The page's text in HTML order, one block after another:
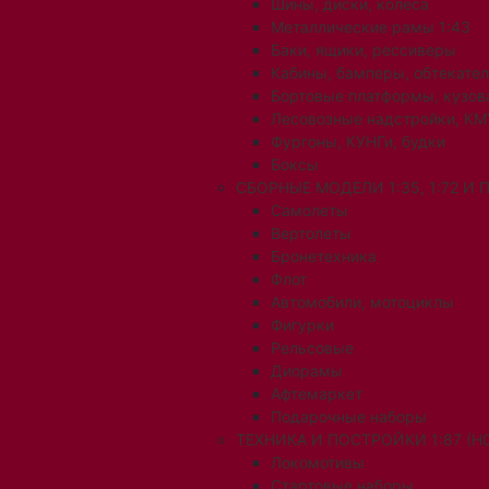
Шины, диски, колеса
Металлические рамы 1:43
Баки, ящики, рессиверы
Кабины, бамперы,
Бортовые платформы,
Лесовозные надстройки,
Фургоны, КУНГи, будки
Боксы
СБОРНЫЕ МОДЕЛИ 1:35, 1:72 И
Самолеты
Вертолеты
Бронетехника
Флот
Автомобили, мотоциклы
Фигурки
Рельсовые
Диорамы
Афтемаркет
Подарочные наборы
ТЕХНИКА И ПОСТРОЙКИ 1:87
Локомотивы
Стартовые наборы